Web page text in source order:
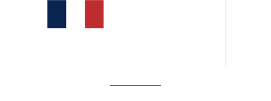
——————